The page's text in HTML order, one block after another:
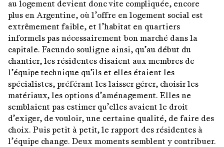
au logement devient donc vite compliquée, encore
plus en Argentine, où l’offre en logement social est
extrêmement faible, et l’habitat en quartiers
informels pas nécessairement bon marché dans la
capitale. Facundo souligne ainsi, qu’au début du
chantier, les résidentes disaient aux membres de
l’équipe technique qu’ils et elles étaient les
spécialistes, préférant les laisser gérer, choisir les
matériaux, les options d’aménagement. Elles ne
semblaient pas estimer qu’elles avaient le droit
d’exiger, de vouloir, une certaine qualité, de faire des
choix. Puis petit à petit, le rapport des résidentes à
l’équipe change. Deux moments semblent y contribuer.